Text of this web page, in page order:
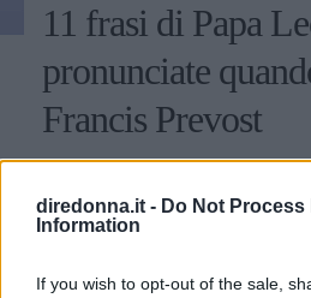
diredonna.it - Do Not Process
Information
If you wish to opt-out of the sale,
11 frasi di Papa
pronunciate
Francis Prevost
Chi è e cosa ha detto in passato
ovvero il nuovo Papa Leone XIV
Francesco I: le citazioni su